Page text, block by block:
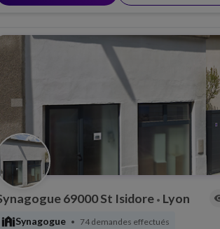
69000 St Isidore • Lyon
synagogueSynagogue • 74 demandes effectués